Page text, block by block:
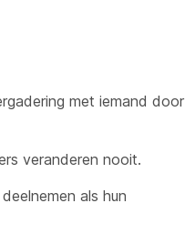
met iemand door
veranderen nooit.
als hun